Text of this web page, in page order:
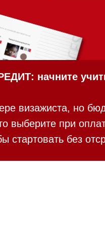
начните
визажиста, но
выберите при
стартовать без